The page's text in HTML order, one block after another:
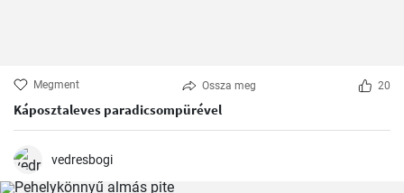
Megment Ossza meg 20
Káposztaleves paradicsompürével
vedresbogi